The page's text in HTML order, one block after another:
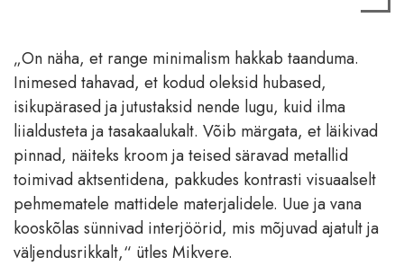
„On näha, et range minimalism hakkab taanduma.
Inimesed tahavad, et kodud oleksid hubased,
isikupärased ja jutustaksid nende lugu, kuid ilma
liialdusteta ja tasakaalukalt. Võib märgata, et läikivad
pinnad, näiteks kroom ja teised säravad metallid
toimivad aktsentidena, pakkudes kontrasti visuaalselt
pehmematele mattidele materjalidele. Uue ja vana
kooskõlas sünnivad interjöörid, mis mõjuvad ajatult ja
väljendusrikkalt,“ ütles Mikvere.